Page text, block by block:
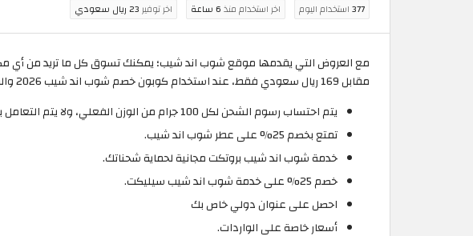
377استخدام اليوم اخر استخدام منذ6 ساعة اخر توفير23 ريال سعودي
مع العروض التي يقدمها موقع شوب اند شيب؛ يمكنك تسوق كل ما تريد من أي
مقابل 169 ريال سعودي فقط، عند استخدام كوبون خصم شوب اند شيب 2026 والمتاح حصرياً على موقع الكوبون.
يتم احتساب رسوم الشحن لكل 100 جرام من الوزن الفعلي، ولا يتم التعامل بناءً على الحجم الظاهري.
تمتع بخصم 25% على عطر شوب اند شيب.
خدمة شوب اند شيب بروتكت مجانية لحماية شحناتك.
خصم 25% على خدمة شوب اند شيب سيليكت.
احصل على عنوان دولي خاص بك
أسعار خاصة على الواردات.